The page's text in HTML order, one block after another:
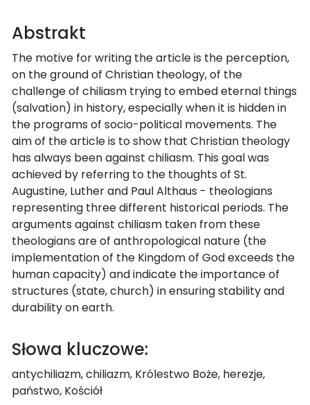
Abstrakt
The motive for writing the article is the perception,
on the ground of Christian theology, of the
challenge of chiliasm trying to embed eternal things
(salvation) in history, especially when it is hidden in
the programs of socio-political movements. The
aim of the article is to show that Christian theology
has always been against chiliasm. This goal was
achieved by referring to the thoughts of St.
Augustine, Luther and Paul Althaus - theologians
representing three different historical periods. The
arguments against chiliasm taken from these
theologians are of anthropological nature (the
implementation of the Kingdom of God exceeds the
human capacity) and indicate the importance of
structures (state, church) in ensuring stability and
durability on earth.
Słowa kluczowe:
antychiliazm, chiliazm, Królestwo Boże, herezje,
państwo, Kościół